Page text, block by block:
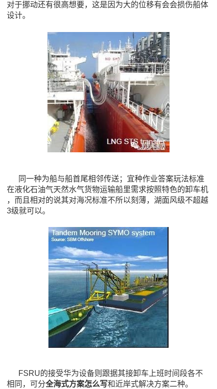
对于挪动还有很高想要，这是因为大的位移有会会损伤船体
设计。
同一种为船与船首尾相邻传送；宜种作业答案玩法标准
在液化石油气天然水气货物运输船里需求按照特色的卸车机
，而且相对的说其对海况标准不所以刻薄，湖面风级不超越
3级就可以。
FSRU的接受华为设备则跟据其接卸车上班时间段各不
相同，可分全海式方案怎么写和近岸式解决方案二种。